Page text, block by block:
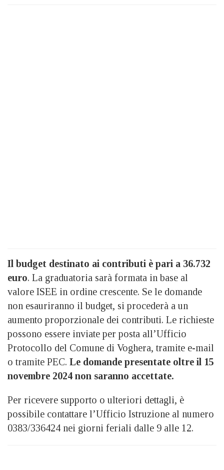
Il budget destinato ai contributi è pari a 36.732
euro. La graduatoria sarà formata in base al
valore ISEE in ordine crescente. Se le domande
non esauriranno il budget, si procederà a un
aumento proporzionale dei contributi. Le richieste
possono essere inviate per posta all’Ufficio
Protocollo del Comune di Voghera, tramite e-mail
o tramite PEC. Le domande presentate oltre il 15
novembre 2024 non saranno accettate.
Per ricevere supporto o ulteriori dettagli, è
possibile contattare l’Ufficio Istruzione al numero
0383/336424 nei giorni feriali dalle 9 alle 12.